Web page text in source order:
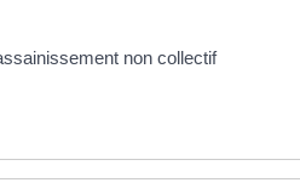
non collectif